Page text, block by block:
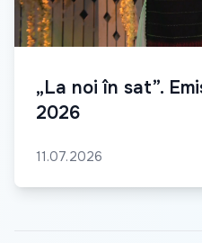
„La noi în sat”.
2026
11.07.2026